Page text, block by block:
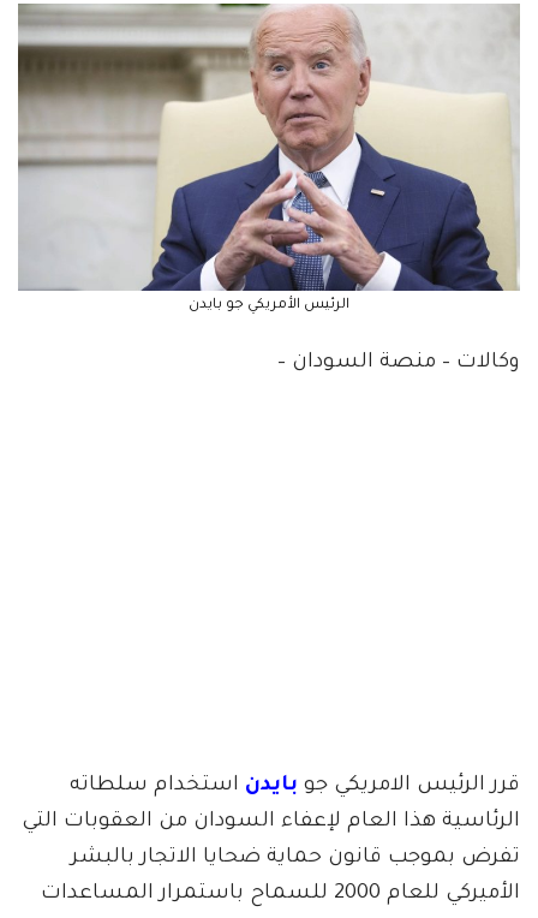
الرئيس الأمريكي جو بايدن
وكالات – منصة السودان –
قرر الرئيس الامريكي جو بايدن استخدام سلطاته
الرئاسية هذا العام لإعفاء السودان من العقوبات التي
تفرض بموجب قانون حماية ضحايا الاتجار بالبشر
الأميركي للعام 2000 للسماح باستمرار المساعدات